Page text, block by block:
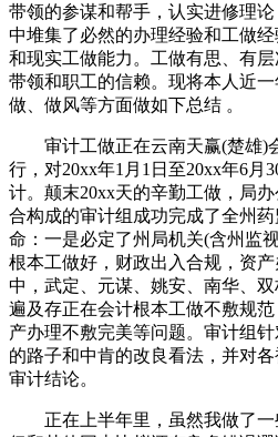
带领的参谋和帮手，认实进修理
中堆集了必然的办理经验和工做
和现实工做能力。工做有思、有
带领和职工的信赖。现将本人近
做、做风等方面做如下总结 。
审计工做正在云南天赢(楚雄)
行，对20xx年1月1日至20xx年6月
计。颠末20xx天的辛勤工做，局
合构成的审计组成功完成了全州
命：一是必定了州局机关(含州监
根本工做好，财政出入合规，资
中，武定、元谋、姚安、南华、
遍及存正在会计根本工做不敷规
产办理不敷完美等问题。审计组
的路子和中肯的改良看法，并对
审计结论。
正在上半年里，虽然我做了一